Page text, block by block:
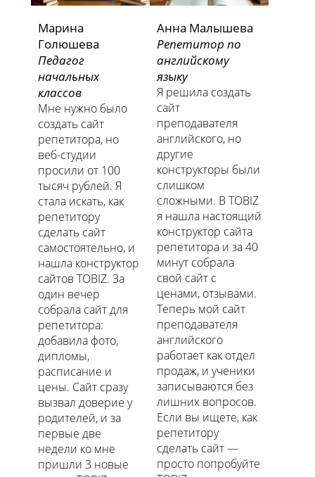
Марина
Голюшева
Педагог
начальных
классов
Мне нужно было
создать сайт
репетитора, но
веб-студии
просили от 100
тысяч рублей. Я
стала искать, как
репетитору
сделать сайт
самостоятельно, и
нашла конструктор
сайтов TOBIZ. За
один вечер
собрала сайт для
репетитора:
добавила фото,
дипломы,
расписание и
цены. Сайт сразу
вызвал доверие у
родителей, и за
первые две
недели ко мне
пришли 3 новые
Анна Малышева
Репетитор по
английскому
языку
​​​​​​​Я решила создать
сайт
преподавателя
английского, но
другие
конструкторы были
слишком
сложными. В TOBIZ
я нашла настоящий
конструктор сайта
репетитора и за 40
минут собрала
свой сайт с
ценами, отзывами.
Теперь мой сайт
преподавателя
английского
работает как отдел
продаж, и ученики
записываются без
лишних вопросов.
Если вы ищете, как
репетитору
сделать сайт —
просто попробуйте